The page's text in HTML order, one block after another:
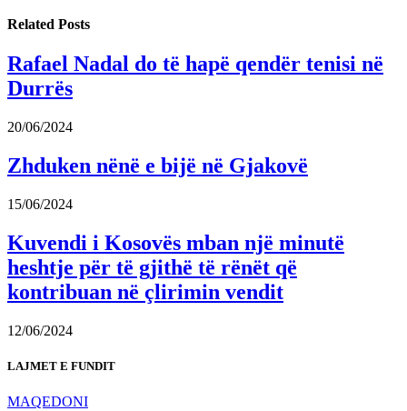
Related Posts
Rafael Nadal do të hapë qendër tenisi në
Durrës
20/06/2024
Zhduken nënë e bijë në Gjakovë
15/06/2024
Kuvendi i Kosovës mban një minutë
heshtje për të gjithë të rënët që
kontribuan në çlirimin vendit
12/06/2024
LAJMET E FUNDIT
MAQEDONI